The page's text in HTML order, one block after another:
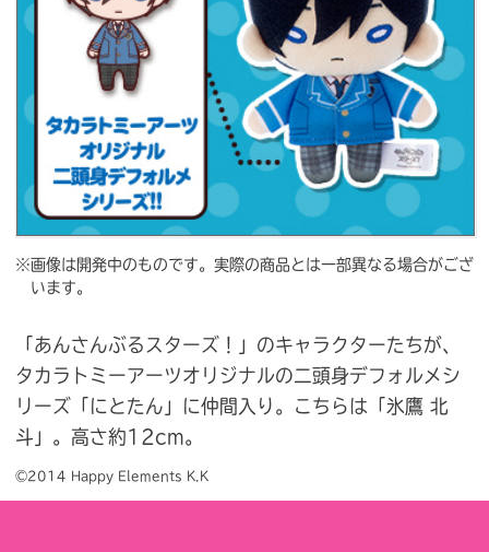
※画像は開発中のものです。実際の商品とは一部異なる場合がござ
います。
「あんさんぶるスターズ！」のキャラクターたちが、
タカラトミーアーツオリジナルの二頭身デフォルメシ
リーズ「にとたん」に仲間入り。こちらは「氷鷹 北
斗」。高さ約12cm。
©2014 Happy Elements K.K